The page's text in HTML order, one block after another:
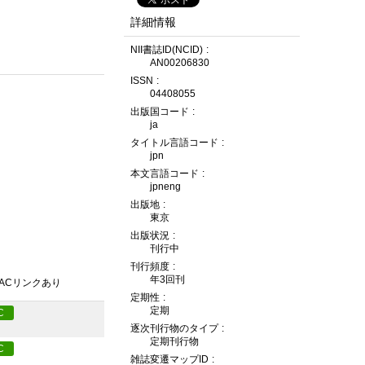
リンクあり
詳細情報
NII書誌ID(NCID)
AN00206830
ISSN
04408055
出版国コード
ja
タイトル言語コード
jpn
本文言語コード
jpneng
出版地
東京
出版状況
刊行中
刊行頻度
年3回刊
定期性
定期
逐次刊行物のタイプ
定期刊行物
雑誌変遷マップID